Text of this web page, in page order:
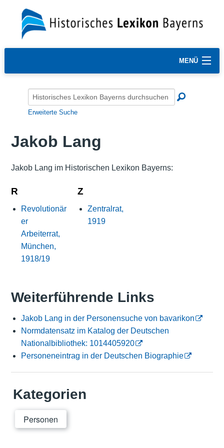
MENÜ
Erweiterte Suche
Jakob Lang
Jakob Lang im Historischen Lexikon Bayerns:
R
Revolutionär
er
Arbeiterrat,
München,
1918/19
Z
Zentralrat,
1919
Weiterführende Links
Jakob Lang in der Personensuche von bavarikon
Normdatensatz im Katalog der Deutschen
Nationalbibliothek: 1014405920
Personeneintrag in der Deutschen Biographie
Kategorien
Personen